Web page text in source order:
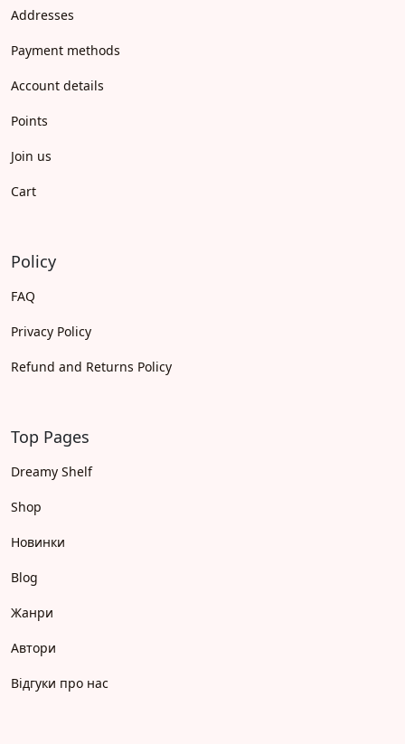
Addresses
Payment methods
Account details
Points
Join us
Cart
Policy
FAQ
Privacy Policy
Refund and Returns Policy
Top Pages
Dreamy Shelf
Shop
Новинки
Blog
Жанри
Автори
Відгуки про нас